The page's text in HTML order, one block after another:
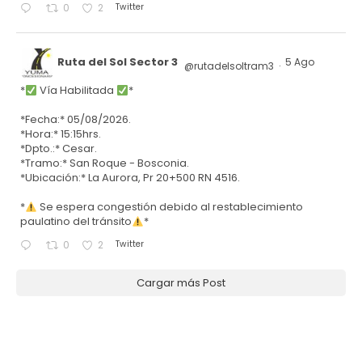
0 2 Twitter
Ruta del Sol Sector 3 @rutadelsoltram3 · 5 Ago
* Vía Habilitada
*
*Fecha:* 05/08/2026.
*Hora:* 15:15hrs.
*Dpto.:* Cesar.
*Tramo:* San Roque - Bosconia.
*Ubicación:* La Aurora, Pr 20+500 RN 4516.
*
Se espera congestión debido al restablecimiento
paulatino del tránsito
*
0 2 Twitter
Cargar más Post